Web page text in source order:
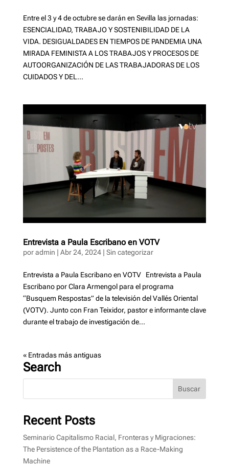
Entre el 3 y 4 de octubre se darán en Sevilla las jornadas:
ESENCIALIDAD, TRABAJO Y SOSTENIBILIDAD DE LA
VIDA. DESIGUALDADES EN TIEMPOS DE PANDEMIA UNA
MIRADA FEMINISTA A LOS TRABAJOS Y PROCESOS DE
AUTOORGANIZACIÓN DE LAS TRABAJADORAS DE LOS
CUIDADOS Y DEL...
Entrevista a Paula Escribano en VOTV
poradmin | Abr 24, 2024| Sin categorizar
Entrevista a Paula Escribano en VOTV Entrevista a Paula
Escribano por Clara Armengol para el programa
“Busquem Respostas” de la televisión del Vallés Oriental
(VOTV). Junto con Fran Teixidor, pastor e informante clave
durante el trabajo de investigación de...
« Entradas más antiguas
Search
Recent Posts
Seminario Capitalismo Racial, Fronteras y Migraciones:
The Persistence of the Plantation as a Race-Making
Machine